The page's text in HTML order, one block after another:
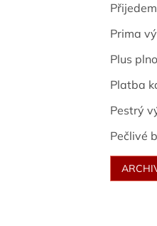
Prima
Plus
Platba
Pestrý
Pečlivé